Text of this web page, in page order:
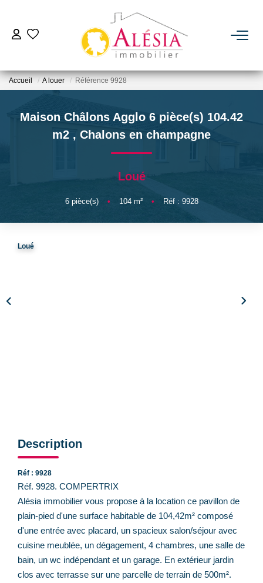
ACHETER
BIENS VENDUS / LOUÉS
NOTRE AGENCE
Accueil A louer Référence 9928
Maison Châlons Agglo 6 pièce(s) 104.42
m2 , Chalons en champagne
Loué
6pièce(s) • 104m² • Réf : 9928
Loué
Description
Réf : 9928
Réf. 9928. COMPERTRIX
Alésia immobilier vous propose à la location ce pavillon de
plain-pied d'une surface habitable de 104,42m² composé
d'une entrée avec placard, un spacieux salon/séjour avec
cuisine meublée, un dégagement, 4 chambres, une salle de
bain, un wc indépendant et un garage. En extérieur jardin
clos avec terrasse sur une parcelle de terrain de 500m².